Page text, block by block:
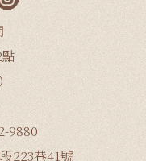
9880
223巷41號